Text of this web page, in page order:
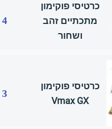
כרטיסי פוקימון
מתכתיים זהב
ושחור
4 $
כרטיסי פוקימון
Vmax GX
3 $